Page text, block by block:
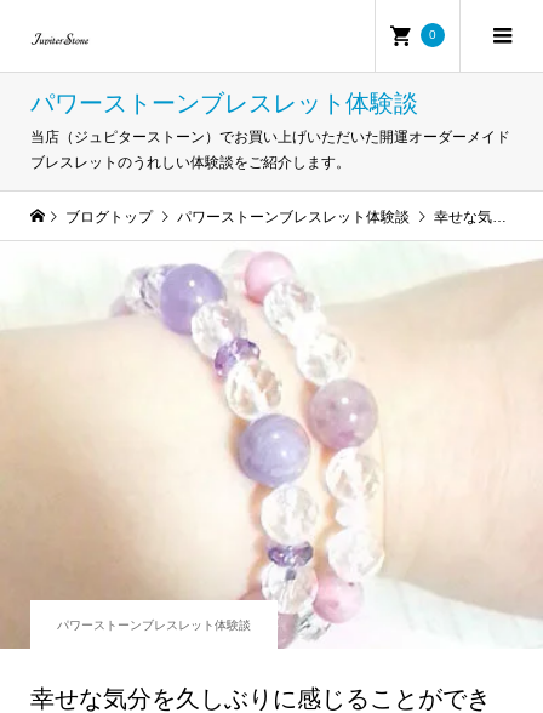
0
パワーストーンブレスレット体験談
当店（ジュピターストーン）でお買い上げいただいた開運オーダーメイド
ブレスレットのうれしい体験談をご紹介します。
ブログトップ パワーストーンブレスレット体験談 幸せな気分を久しぶりに感じることができました。
パワーストーンブレスレット体験談
幸せな気分を久しぶりに感じることができ